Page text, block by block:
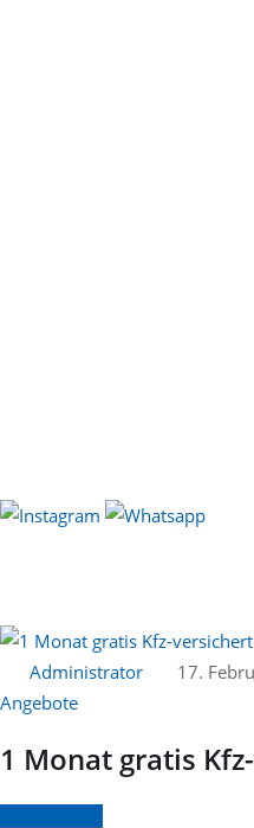
Administrator 17.
Angebote
1 Monat gratis